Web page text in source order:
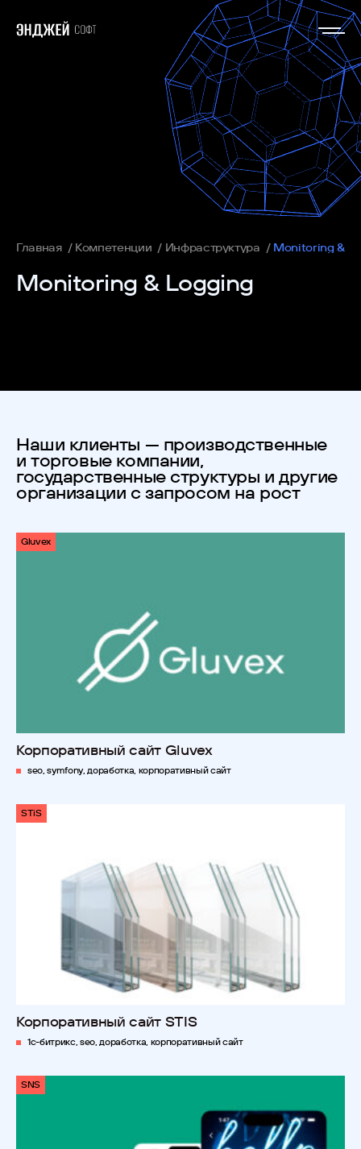
Главная Компетенции Инфраструктура Monitoring &
Monitoring & Logging
Наши клиенты — производственные
и торговые компании,
государственные структуры и другие
организации с запросом на рост
Gluvex
Корпоративный сайт Gluvex
seo, symfony, доработка, корпоративный сайт
STiS
Корпоративный сайт STIS
1с-битрикс, seo, доработка, корпоративный сайт
SNS